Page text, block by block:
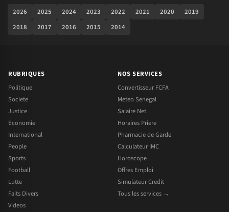
2026 2025 2024 2023 2022 2021 2020
2019
2018
2017 2016 2015 2014
RUBRIQUES
Politique
Societe
Justice
Economie
International
People
Sports
Football
Lutte
Faits Divers
Videos
NOS SERVICES
Convertisseur FCFA
Meteo Senegal
Salaire Net
Horaires Priere
Pharmacie de Garde
Calculateur IMC
Horoscope
Offres Emploi
Simulateur Credit
Tous les services →